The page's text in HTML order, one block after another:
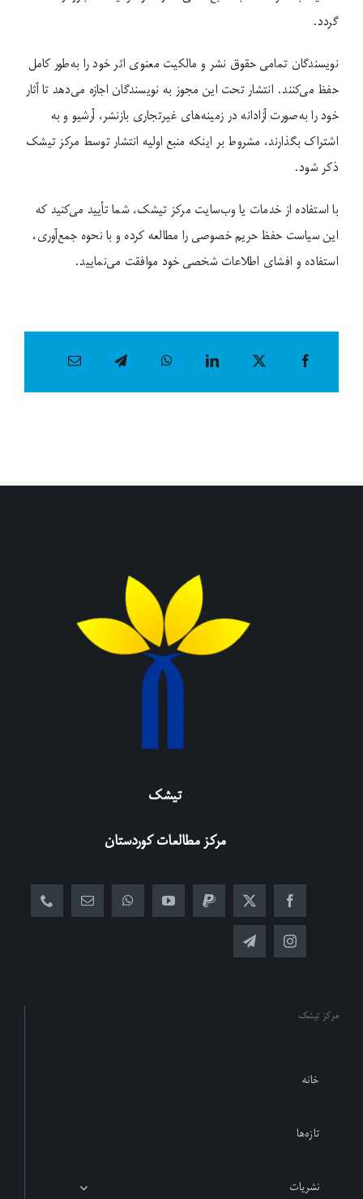
گردد.
نویسندگان تمامی حقوق نشر و مالکیت معنوی اثر خود را به‌طور کامل
حفظ می‌کنند. انتشار تحت این مجوز به نویسندگان اجازه می‌دهد تا آثار
خود را به‌صورت آزادانه در زمینه‌های غیرتجاری بازنشر، آرشیو و به
اشتراک بگذارند، مشروط بر اینکه منبع اولیه انتشار توسط مرکز تیشک
ذکر شود.
با استفاده از خدمات یا وب‌سایت مرکز تیشک، شما تأیید می‌کنید که
این سیاست حفظ حریم خصوصی را مطالعه کرده و با نحوه جمع‌آوری،
استفاده و افشای اطلاعات شخصی خود موافقت می‌نمایید.
تیشک
مرکز مطالعات کوردستان
مرکز تیشک
خانه
تازەها
نشریات